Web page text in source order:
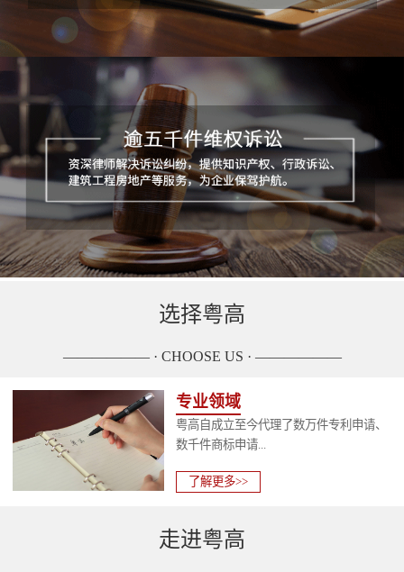
选择粤高
—————— · CHOOSE US · ——————
专业领域
粤高自成立至今代理了数万件专利申请、
数千件商标申请...
了解更多>>
走进粤高